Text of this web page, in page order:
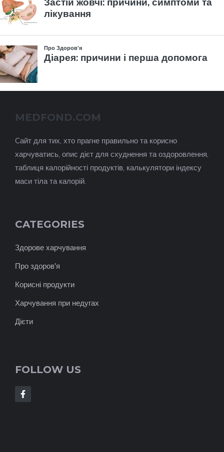
MEDFOND.COM
Cайт для тих, хто прагне правильно та корисно
харчуватись, опис дієт для схуднення та оздоровлення,
таблиця калорійності продуктів, калькулятори індексу
маси тіла та калорій.
CATEGORIES
Здорове харчування
Про здоров'я
Корисні продукти
Харчування при недугах
Дієти
FOLLOW US